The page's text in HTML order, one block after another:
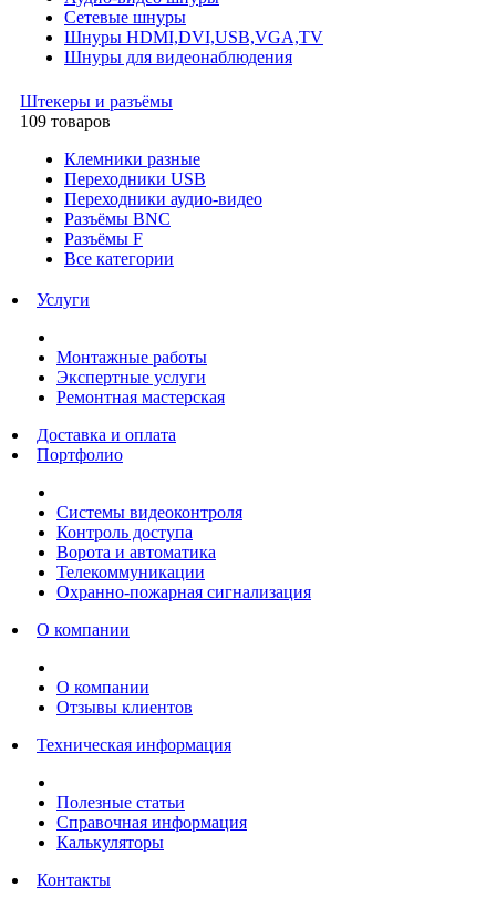
Сетевые шнуры
Шнуры HDMI,DVI,USB,VGA,TV
Шнуры для видеонаблюдения
Штекеры и разъёмы
109 товаров
Клемники разные
Переходники USB
Переходники аудио-видео
Разъёмы BNC
Разъёмы F
Все категории
Услуги
Монтажные работы
Экспертные услуги
Ремонтная мастерская
Доставка и оплата
Портфолио
Системы видеоконтроля
Контроль доступа
Ворота и автоматика
Телекоммуникации
Охранно-пожарная сигнализация
О компании
О компании
Отзывы клиентов
Техническая информация
Полезные статьи
Справочная информация
Калькуляторы
Контакты